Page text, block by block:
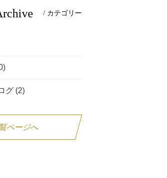
/ カテゴリー
グ (2)
ページへ